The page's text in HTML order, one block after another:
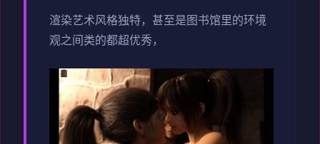
渲染艺术风格独特，甚至是图书馆里的环境
观之间类的都超优秀，